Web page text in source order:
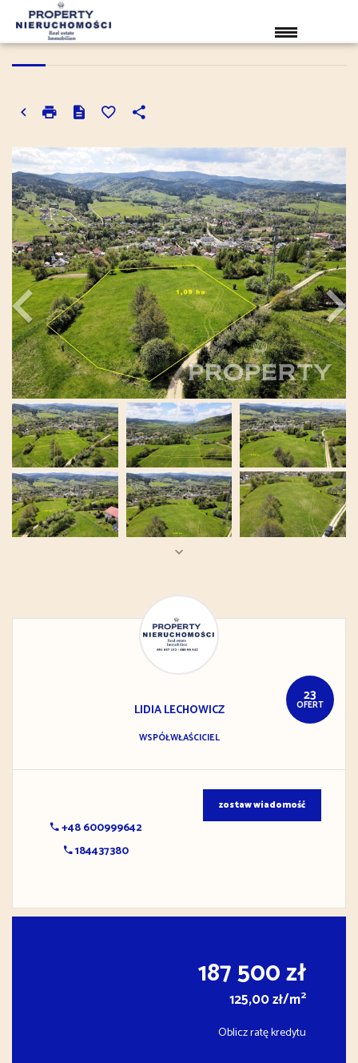
ŁABOWA
DZIAŁKA NA SPRZEDAŻ
23
OFERT
LIDIALECHOWICZ
WSPÓŁWŁAŚCICIEL
+48 600999642
184437380
zostaw wiadomość
187 500 zł
125,00 zł/m2
Oblicz ratę kredytu